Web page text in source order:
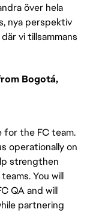
över hela
nya perspektiv
vi tillsammans
Bogotá,
for the FC team.
operationally on
strengthen
You will
QA and will
partnering